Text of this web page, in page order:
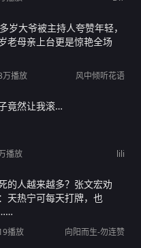
岁大爷被主持人夸赞年轻，
老母亲上台更是惊艳全场
万播放 风中倾听花语
竟然让我滚…
播放 lili
的人越来越多？张文宏劝
天热宁可每天打牌，也
播放 向阳而生-勿连赞